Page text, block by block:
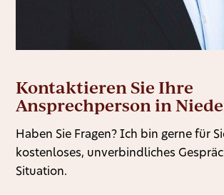
Kontaktieren Sie Ihre
Ansprechperson in
Haben Sie Fragen? Ich bin gerne für
kostenloses, unverbindliches
Situation.